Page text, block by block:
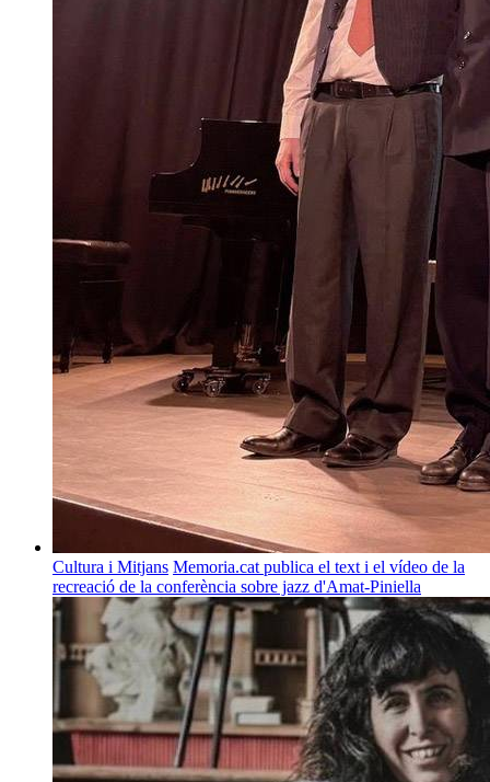
Cultura i Mitjans Memoria.cat publica el text i el vídeo de la
recreació de la conferència sobre jazz d'Amat-Piniella